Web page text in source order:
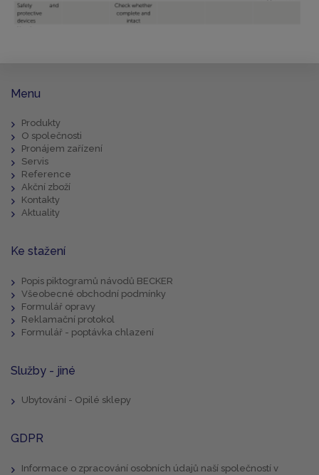
Menu
Produkty
O společnosti
Pronájem zařízení
Servis
Reference
Akční zboží
Kontakty
Aktuality
Ke stažení
Popis piktogramů návodů BECKER
Všeobecné obchodní podmínky
Formulář opravy
Reklamační protokol
Formulář - poptávka chlazení
Služby - jiné
Ubytování - Opilé sklepy
GDPR
Informace o zpracování osobních údajů naší společností v